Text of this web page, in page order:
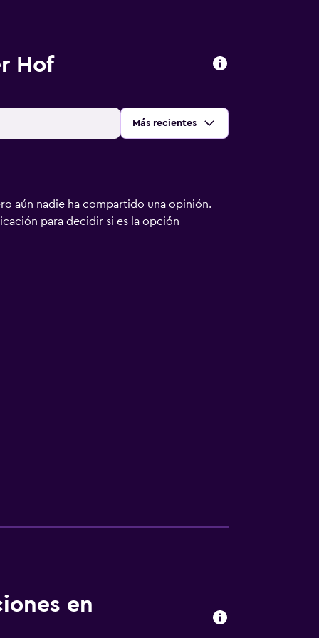
Hof
Ordenar por:
Más recientes
aún nadie ha compartido una opinión.
para decidir si es la opción
en